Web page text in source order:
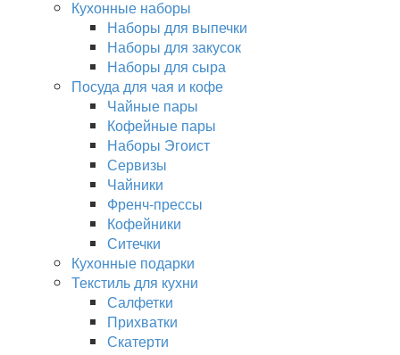
Кухонные наборы
Наборы для выпечки
Наборы для закусок
Наборы для сыра
Посуда для чая и кофе
Чайные пары
Кофейные пары
Наборы Эгоист
Сервизы
Чайники
Френч-прессы
Кофейники
Ситечки
Кухонные подарки
Текстиль для кухни
Салфетки
Прихватки
Скатерти